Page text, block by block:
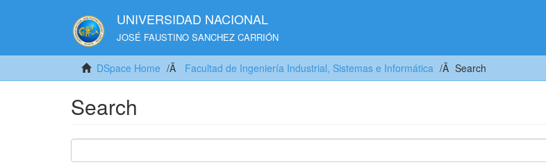
UNIVERSIDAD NACIONAL
JOSÉ FAUSTINO SANCHEZ CARRIÓN
DSpace Home Facultad de Ingeniería Industrial, Sistemas e Informática Search
Search